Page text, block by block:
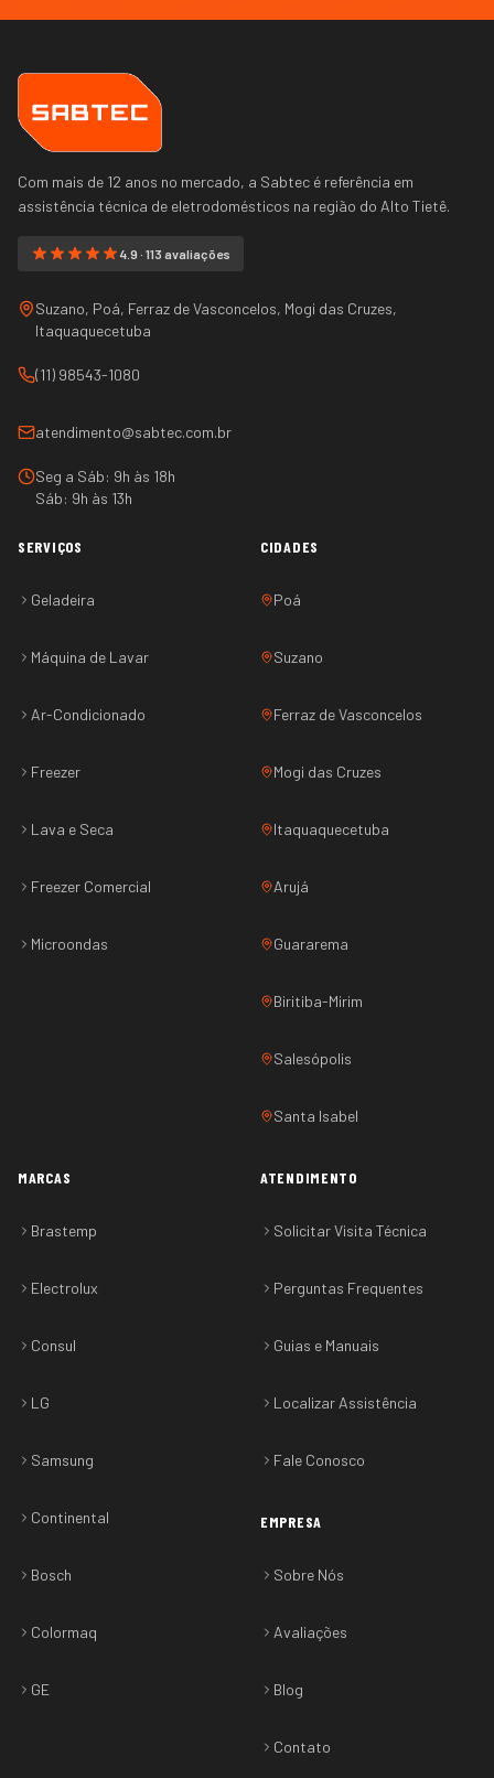
Com mais de 12 anos no mercado, a Sabtec é referência em
assistência técnica de eletrodomésticos na região do Alto Tietê.
4.9 · 113 avaliações
Suzano, Poá, Ferraz de Vasconcelos, Mogi das Cruzes,
Itaquaquecetuba
(11) 98543-1080
atendimento@sabtec.com.br
Seg a Sáb: 9h às 18h
Sáb: 9h às 13h
SERVIÇOS
Geladeira
Máquina de Lavar
Ar-Condicionado
Freezer
Lava e Seca
Freezer Comercial
Microondas
CIDADES
Poá
Suzano
Ferraz de Vasconcelos
Mogi das Cruzes
Itaquaquecetuba
Arujá
Guararema
Biritiba-Mirim
Salesópolis
Santa Isabel
MARCAS
Brastemp
Electrolux
Consul
LG
Samsung
Continental
Bosch
Colormaq
GE
ATENDIMENTO
Solicitar Visita Técnica
Perguntas Frequentes
Guias e Manuais
Localizar Assistência
Fale Conosco
EMPRESA
Sobre Nós
Avaliações
Blog
Contato